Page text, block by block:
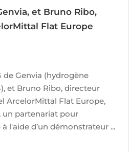
et Bruno Ribo,
Flat Europe
de Genvia (hydrogène
et Bruno Ribo, directeur
ArcelorMittal Flat Europe,
un partenariat pour
l'aide d’un démonstrateur ...